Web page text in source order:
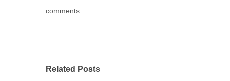
comments
Related Posts